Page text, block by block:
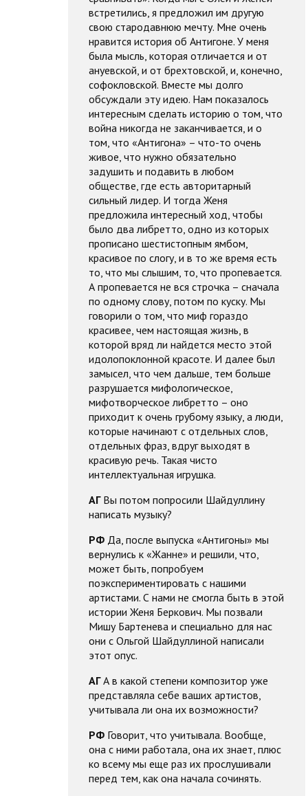
встретились, я предложил им другую
свою стародавнюю мечту. Мне очень
нравится история об Антигоне. У меня
была мысль, которая отличается и от
ануевской, и от брехтовской, и, конечно,
софокловской. Вместе мы долго
обсуждали эту идею. Нам показалось
интересным сделать историю о том, что
война никогда не заканчивается, и о
том, что «Антигона» – что-то очень
живое, что нужно обязательно
задушить и подавить в любом
обществе, где есть авторитарный
сильный лидер. И тогда Женя
предложила интересный ход, чтобы
было два либретто, одно из которых
прописано шестистопным ямбом,
красивое по слогу, и в то же время есть
то, что мы слышим, то, что пропевается.
А пропевается не вся строчка – сначала
по одному слову, потом по куску. Мы
говорили о том, что миф гораздо
красивее, чем настоящая жизнь, в
которой вряд ли найдется место этой
идолопоклонной красоте. И далее был
замысел, что чем дальше, тем больше
разрушается мифологическое,
мифотворческое либретто – оно
приходит к очень грубому языку, а люди,
которые начинают с отдельных слов,
отдельных фраз, вдруг выходят в
красивую речь. Такая чисто
интеллектуальная игрушка.
АГ Вы потом попросили Шайдуллину
написать музыку?
РФ Да, после выпуска «Антигоны» мы
вернулись к «Жанне» и решили, что,
может быть, попробуем
поэкспериментировать с нашими
артистами. С нами не смогла быть в этой
истории Женя Беркович. Мы позвали
Мишу Бартенева и специально для нас
они с Ольгой Шайдуллиной написали
этот опус.
АГА в какой степени композитор уже
представляла себе ваших артистов,
учитывала ли она их возможности?
РФ Говорит, что учитывала. Вообще,
она с ними работала, она их знает, плюс
ко всему мы еще раз их прослушивали
перед тем, как она начала сочинять.